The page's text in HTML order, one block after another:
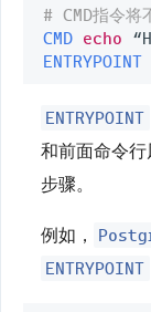
# CMD指令将
CMD echo
ENTRYPOINT
ENTRYPOINT
和前面命令
步骤。
例如，
ENTRYPOINT